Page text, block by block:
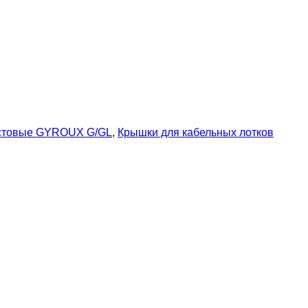
GYROUX G/GL, Крышки для кабельных лотков